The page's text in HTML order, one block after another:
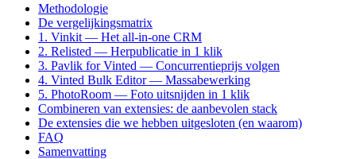
Methodologie
De vergelijkingsmatrix
1. Vinkit — Het all-in-one CRM
2. Relisted — Herpublicatie in 1 klik
3. Pavlik for Vinted — Concurrentieprijs volgen
4. Vinted Bulk Editor — Massabewerking
5. PhotoRoom — Foto uitsnijden in 1 klik
Combineren van extensies: de aanbevolen stack
De extensies die we hebben uitgesloten (en waarom)
FAQ
Samenvatting